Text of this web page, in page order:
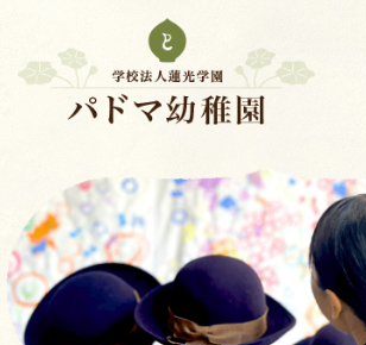
メインメニュー
ここから本文です。